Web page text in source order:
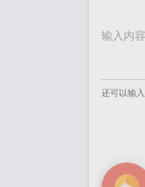
还可以输入